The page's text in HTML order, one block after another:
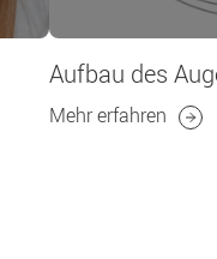
Aufbau des
Mehr erfahren